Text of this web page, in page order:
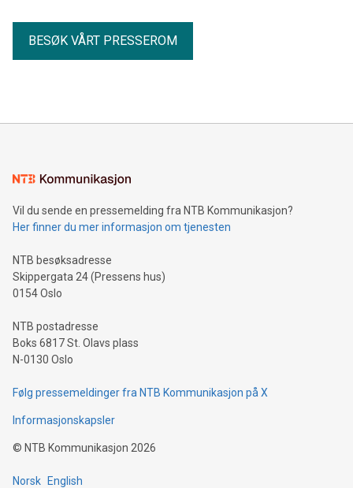
BESØK VÅRT PRESSEROM
Vil du sende en pressemelding fra NTB Kommunikasjon?
Her finner du mer informasjon om tjenesten
NTB besøksadresse
Skippergata 24 (Pressens hus)
0154 Oslo
NTB postadresse
Boks 6817 St. Olavs plass
N-0130 Oslo
Følg pressemeldinger fra NTB Kommunikasjon på X
Informasjonskapsler
© NTB Kommunikasjon 2026
Norsk English